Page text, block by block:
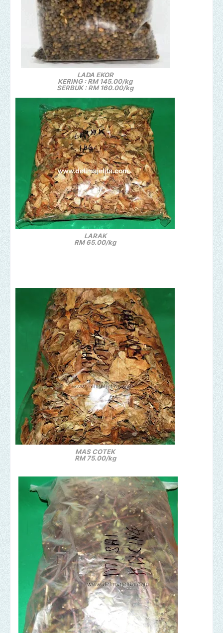
LADA EKOR
KERING : RM 145.00/kg
SERBUK : RM 160.00/kg
LARAK
RM 65.00/kg
MAS COTEK
RM 75.00/kg